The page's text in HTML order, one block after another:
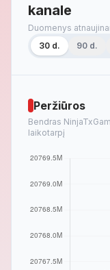
kanale
Duomenys
30 d.
90 d.
Peržiūros
Bendras
laikotarpį